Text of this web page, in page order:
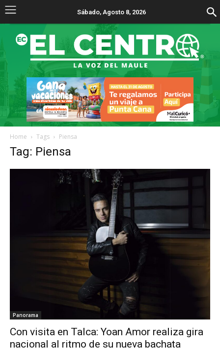
Sábado, Agosto 8, 2026
Home Tags Piensa
Tag: Piensa
Panorama
Con visita en Talca: Yoan Amor realiza gira
nacional al ritmo de su nueva bachata